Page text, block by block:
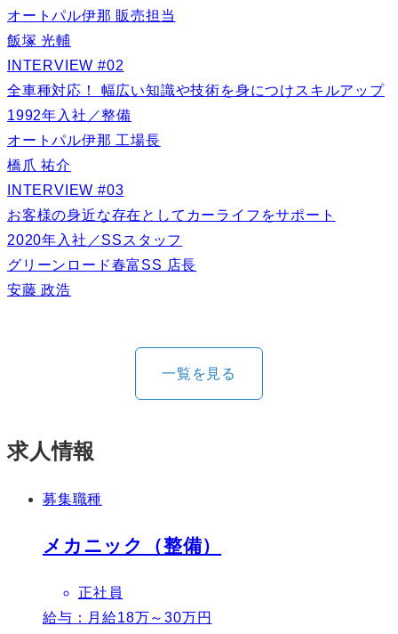
オートパル伊那 販売担当
飯塚 光輔
INTERVIEW #02
全車種対応！ 幅広い知識や技術を身につけスキルアップ
1992年入社／整備
オートパル伊那 工場長
橋爪 祐介
INTERVIEW #03
お客様の身近な存在としてカーライフをサポート
2020年入社／SSスタッフ
グリーンロード春富SS 店長
安藤 政浩
一覧を見る
求人情報
募集職種
メカニック（整備）
正社員
給与： 月給18万～30万円